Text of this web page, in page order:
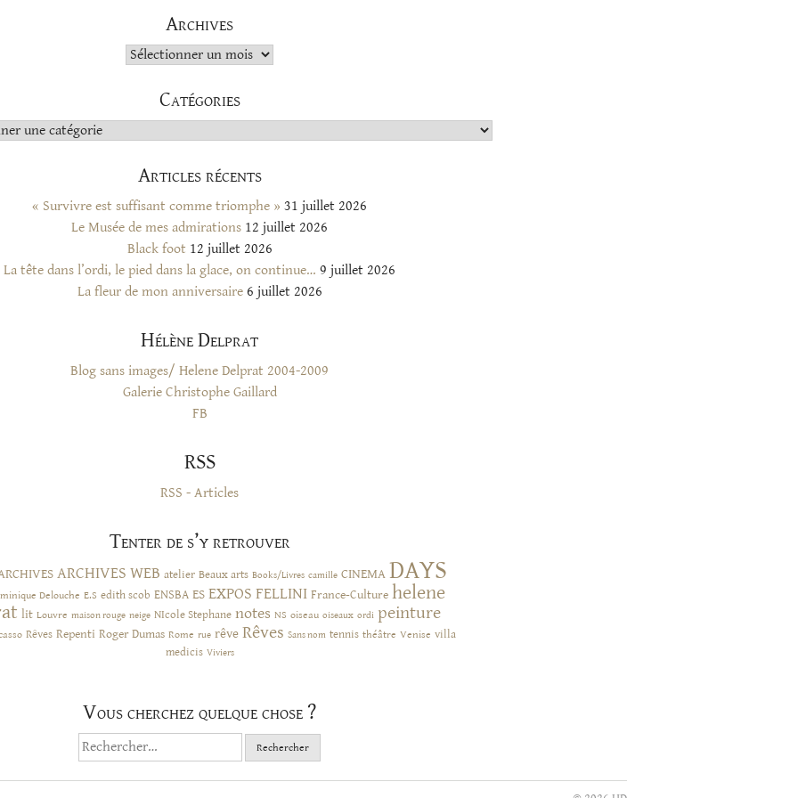
Archives
Archives
Catégories
Articles récents
« Survivre est suffisant comme triomphe » 31 juillet 2026
Le Musée de mes admirations 12 juillet 2026
Black foot 12 juillet 2026
La tête dans l’ordi, le pied dans la glace, on continue… 9 juillet 2026
La fleur de mon anniversaire 6 juillet 2026
Hélène Delprat
Blog sans images/ Helene Delprat 2004-2009
Galerie Christophe Gaillard
FB
RSS
RSS - Articles
Tenter de s’y retrouver
ARCHIVES WEB atelier Beaux arts Books/Livres camille CINEMA DAYS
Delouche E.S edith scob ENSBA ES EXPOS FELLINI France-Culture helene
lit Louvre maison rouge neige NIcole Stephane notes NS oiseau oiseaux ordi peinture
Rêves Repenti Roger Dumas Rome rue rêve Rêves Sans nom tennis théâtre Venise villa
medicis Viviers
Vous cherchez quelque chose ?
Rechercher :